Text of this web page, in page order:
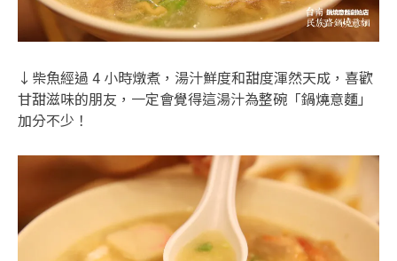
↓柴魚經過 4 小時燉煮，湯汁鮮度和甜度渾然天成，喜歡
甘甜滋味的朋友，一定會覺得這湯汁為整碗「鍋燒意麵」
加分不少！